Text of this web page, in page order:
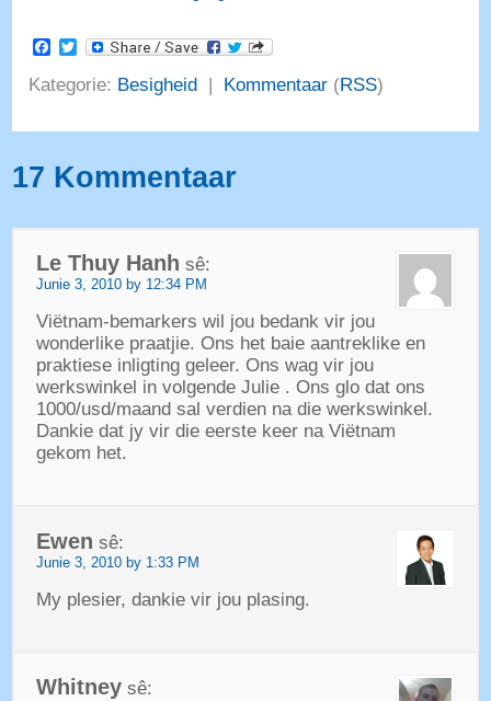
Facebook
Twitter
Kategorie: Besigheid | Kommentaar (RSS)
17 Kommentaar
Le Thuy Hanh sê:
Junie 3, 2010 by 12:34 PM
Viëtnam-bemarkers wil jou bedank vir jou
wonderlike praatjie. Ons het baie aantreklike en
praktiese inligting geleer. Ons wag vir jou
werkswinkel in volgende Julie . Ons glo dat ons
1000/usd/maand sal verdien na die werkswinkel.
Dankie dat jy vir die eerste keer na Viëtnam
gekom het.
Ewen sê:
Junie 3, 2010 by 1:33 PM
My plesier, dankie vir jou plasing.
Whitney sê: